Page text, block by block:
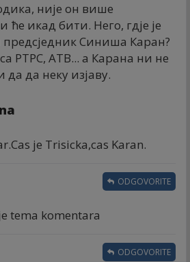
није он више
ће икад бити. Него, гдје је
предсједник Синиша Каран?
РТРС, АТВ... а Карана ни не
да неку изјаву.
je Trisicka,cas Karan.
tema komentara
ODGOVORITE
ODGOVORITE